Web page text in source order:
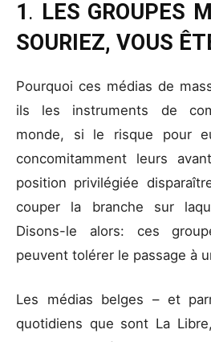
1. LES GROUPES
SOURIEZ, VOUS
Pourquoi ces médias de
ils les instruments de
monde, si le risque pour
concomitamment leurs
position privilégiée
couper la branche sur
Disons-le alors: ces
peuvent tolérer le passage à
Les médias belges – et
quotidiens que sont La